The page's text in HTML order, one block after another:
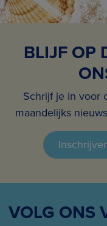
BLIJF OP
Schrijf je in voor
maandelijks
VOLG ONS